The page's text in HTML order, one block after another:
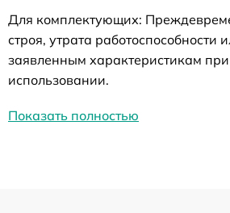
Для комплектующих:
строя, утрата работоспособности
заявленным характеристикам
использовании.
Показать полностью